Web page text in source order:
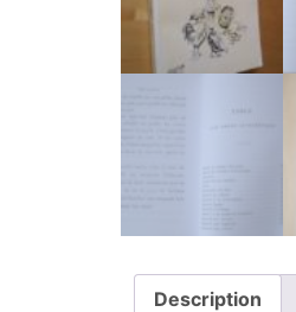
Description